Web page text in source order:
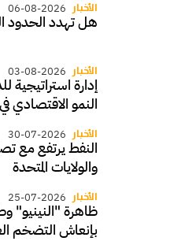
الأخبار 06-08-2026
هل تهدد الحدود
الأخبار 03-08-2026
إدارة
النمو الاقتصادي
الأخبار 30-07-2026
النفط يرتفع مع
والولايات المتحدة
الأخبار 25-07-2026
ظاهرة "النينيو"
بإنعاش التضخم